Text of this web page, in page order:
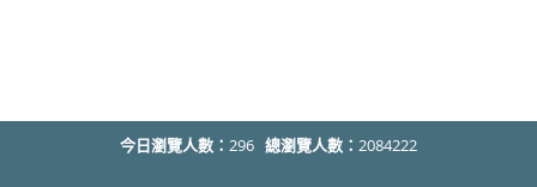
今日瀏覽人數： 296 總瀏覽人數： 2084222